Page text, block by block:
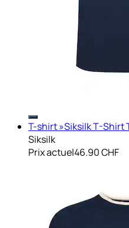
T-shirt »Siksilk T-Shirt
Siksilk
Prix actuel46.90 CHF